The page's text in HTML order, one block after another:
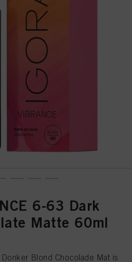
6-63 Dark
Matte 60ml
Blond Chocolade Mat is